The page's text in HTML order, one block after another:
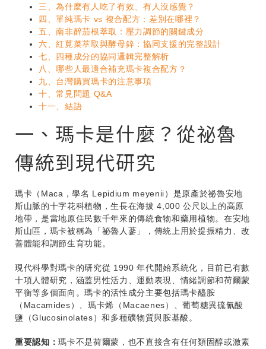
三、為什麼有人吃了有效、有人沒感覺？
四、單純瑪卡 vs 複合配方：差別在哪裡？
五、南非醉茄根萃取：壓力調節的關鍵成分
六、紅莧菜萃取與酵母鋅：協同支援的完整設計
七、四種成分的協同邏輯完整解析
八、哪些人最適合補充瑪卡複合配方？
九、台灣購買瑪卡的注意事項
十、常見問題 Q&A
十一、結語
一、瑪卡是什麼？從祕魯
傳統到現代研究
瑪卡（Maca，學名 Lepidium meyenii）是原產於祕魯安地
斯山脈的十字花科植物，生長在海拔 4,000 公尺以上的高原
地帶，是當地原住民數千年來的傳統食物和藥用植物。在安地
斯山區，瑪卡被稱為「祕魯人蔘」，傳統上用於提振精力、改
善體能和調節生育功能。
現代科學對瑪卡的研究從 1990 年代開始系統化，目前已有數
十項人體研究，涵蓋男性活力、運動表現、情緒調節和荷爾蒙
平衡等多個面向。瑪卡的活性成分主要包括瑪卡醯胺
（Macamides）、瑪卡烯（Macaenes）、葡萄糖異硫氰酸
鹽（Glucosinolates）和多種礦物質與胺基酸。
重要認知：瑪卡不是荷爾蒙，也不直接含有任何類固醇或激素